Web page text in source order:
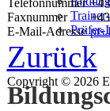
Prüfer-
Telefonnummer
Faxnummer
E-Mail-Adresse
Zurück
Copyright © 2026